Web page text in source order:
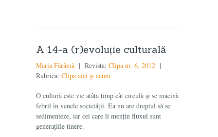
A 14-a (r)evoluție culturală
Maria Fărâmă | Revista: Clipa nr. 6, 2012 |
Rubrica: Clipa aici şi acum
O cultură este vie atâta timp cât circulă și se macină
febril în venele societății. Ea nu are dreptul să se
sedimenteze, iar cei care îi mențin fluxul sunt
generațiile tinere.